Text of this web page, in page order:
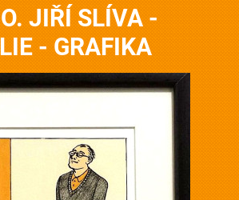
JIŘÍ SLÍVA -
- GRAFIKA